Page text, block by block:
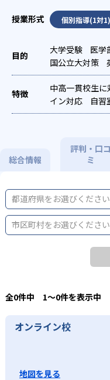
個別指導(1対1)
大学受験 医学
国公立大対策
中高一貫校生に
イン対応
自習
総合情報
評判・口コ
ミ
都道府県をお選びください
市区町村をお選びください
全0件中 1〜0件を表示中
オンライン校
地図を見る